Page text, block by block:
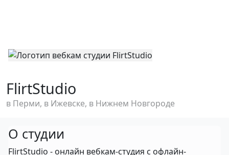
FlirtStudio
в Перми, в Ижевске, в Нижнем Новгороде
О студии
FlirtStudio - онлайн вебкам-студия с офлайн-